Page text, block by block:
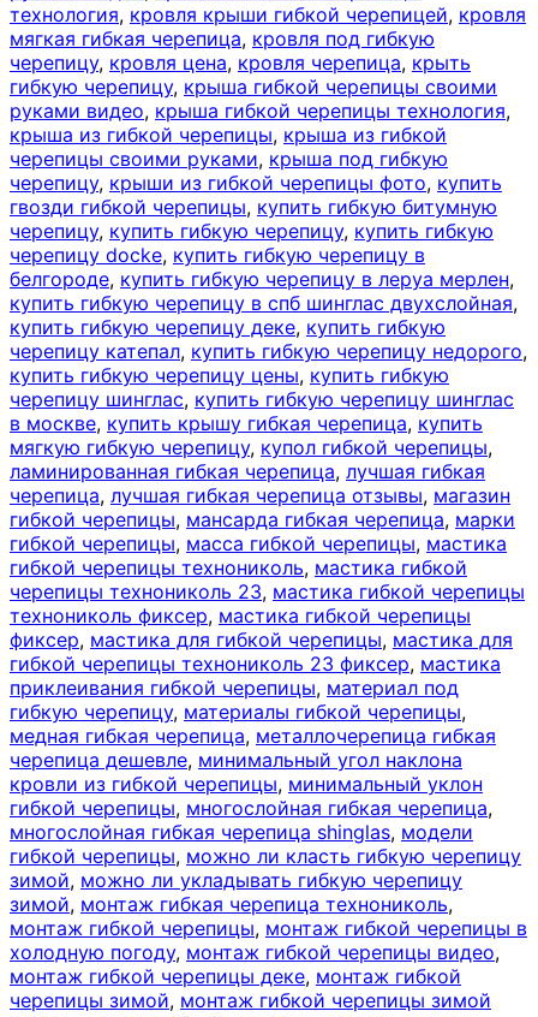
технология, кровля крыши гибкой черепицей, кровля
мягкая гибкая черепица, кровля под гибкую
черепицу, кровля цена, кровля черепица, крыть
гибкую черепицу, крыша гибкой черепицы своими
руками видео, крыша гибкой черепицы технология,
крыша из гибкой черепицы, крыша из гибкой
черепицы своими руками, крыша под гибкую
черепицу, крыши из гибкой черепицы фото, купить
гвозди гибкой черепицы, купить гибкую битумную
черепицу, купить гибкую черепицу, купить гибкую
черепицу docke, купить гибкую черепицу в
белгороде, купить гибкую черепицу в леруа мерлен,
купить гибкую черепицу в спб шинглас двухслойная,
купить гибкую черепицу деке, купить гибкую
черепицу катепал, купить гибкую черепицу недорого,
купить гибкую черепицу цены, купить гибкую
черепицу шинглас, купить гибкую черепицу шинглас
в москве, купить крышу гибкая черепица, купить
мягкую гибкую черепицу, купол гибкой черепицы,
ламинированная гибкая черепица, лучшая гибкая
черепица, лучшая гибкая черепица отзывы, магазин
гибкой черепицы, мансарда гибкая черепица, марки
гибкой черепицы, масса гибкой черепицы, мастика
гибкой черепицы технониколь, мастика гибкой
черепицы технониколь 23, мастика гибкой черепицы
технониколь фиксер, мастика гибкой черепицы
фиксер, мастика для гибкой черепицы, мастика для
гибкой черепицы технониколь 23 фиксер, мастика
приклеивания гибкой черепицы, материал под
гибкую черепицу, материалы гибкой черепицы,
медная гибкая черепица, металлочерепица гибкая
черепица дешевле, минимальный угол наклона
кровли из гибкой черепицы, минимальный уклон
гибкой черепицы, многослойная гибкая черепица,
многослойная гибкая черепица shinglas, модели
гибкой черепицы, можно ли класть гибкую черепицу
зимой, можно ли укладывать гибкую черепицу
зимой, монтаж гибкая черепица технониколь,
монтаж гибкой черепицы, монтаж гибкой черепицы в
холодную погоду, монтаж гибкой черепицы видео,
монтаж гибкой черепицы деке, монтаж гибкой
черепицы зимой, монтаж гибкой черепицы зимой